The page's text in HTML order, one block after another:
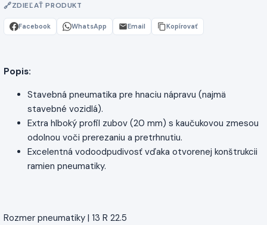
ZDIEĽAŤ PRODUKT
Facebook WhatsApp Email Kopírovať
Popis:
Stavebná pneumatika pre hnaciu nápravu (najmä
stavebné vozidlá).
Extra hlboký profil zubov (20 mm) s kaučukovou zmesou
odolnou voči prerezaniu a pretrhnutiu.
Excelentná vodoodpudivosť vďaka otvorenej konštrukcii
ramien pneumatiky.
Rozmer pneumatiky | 13 R 22.5